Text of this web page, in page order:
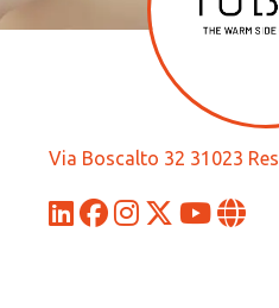
Via Boscalto 32 31023